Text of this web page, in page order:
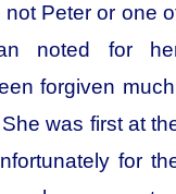
Peter or one
noted for
forgiven
was first at
for